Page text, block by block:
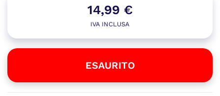
14,99 €
IVA INCLUSA
ESAURITO